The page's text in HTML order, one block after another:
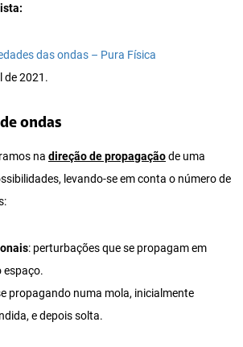
das ondas – Pura Física
de 2021.
ondas
na direção de propagaçãode uma
levando-se em conta o número de
: perturbações que se propagam em
espaço.
propagando numa mola, inicialmente
e depois solta.